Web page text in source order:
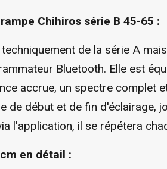
Chihiros série B 45-65 :
de la série A
Bluetooth. Elle est
accrue, un spectre complet
de début et de fin d'éclairage,
l'application, il se répétera
en détail :